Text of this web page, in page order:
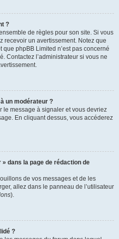
?
de règles pour son site. Si vous
recevoir un avertissement. Notez que
que phpBB Limited n’est pas concerné
Contactez l’administrateur si vous ne
un modérateur ?
le message à signaler et vous devriez
En cliquant dessus, vous accéderez
dans la page de rédaction de
de vos messages et de les
allez dans le panneau de l’utilisateur
).
?